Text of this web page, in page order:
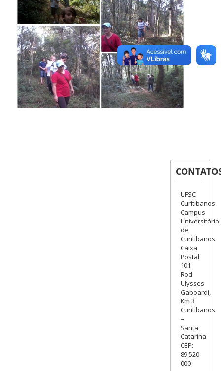
UFSC
Curitibanos
Campus
Universitário
de
Curitibanos
Caixa
Postal
101
Rod.
Ulysses
Gaboardi,
Km 3
Curitibanos
–
Santa
Catarina
CEP:
89.520-
000